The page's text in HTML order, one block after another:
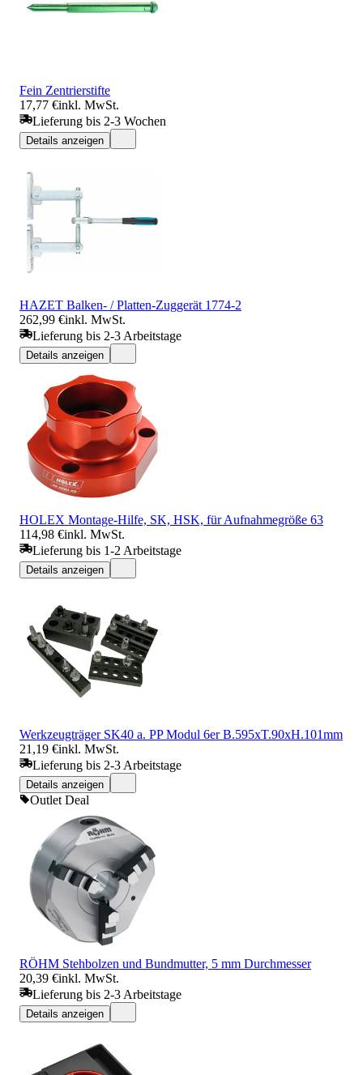
Fein Zentrierstifte
17,77 €inkl. MwSt.
Lieferung bis 2-3 Wochen
Details anzeigen
HAZET Balken- / Platten-Zuggerät 1774-2
262,99 €inkl. MwSt.
Lieferung bis 2-3 Arbeitstage
Details anzeigen
HOLEX Montage-Hilfe, SK, HSK, für Aufnahmegröße 63
114,98 €inkl. MwSt.
Lieferung bis 1-2 Arbeitstage
Details anzeigen
Werkzeugträger SK40 a. PP Modul 6er B.595xT.90xH.101mm
21,19 €inkl. MwSt.
Lieferung bis 2-3 Arbeitstage
Details anzeigen
Outlet Deal
RÖHM Stehbolzen und Bundmutter, 5 mm Durchmesser
20,39 €inkl. MwSt.
Lieferung bis 2-3 Arbeitstage
Details anzeigen